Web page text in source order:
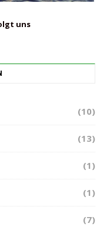
uns
(10)
(13)
(1)
(1)
(7)